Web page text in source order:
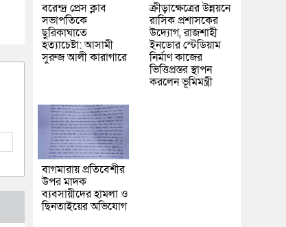
বরেন্দ্র প্রেস ক্লাব
সভাপতিকে
ছুরিকাঘাতে
হত্যাচেষ্টা: আসামী
সুরুজ আলী কারাগারে
ক্রীড়াক্ষেত্রের উন্নয়নে
রাসিক প্রশাসকের
উদ্যোগ, রাজশাহী
ইনডোর স্টেডিয়াম
নির্মাণ কাজের
ভিত্তিপ্রস্তর স্থাপন
করলেন ভূমিমন্ত্রী
বাগমারায় প্রতিবেশীর
উপর মাদক
ব্যবসায়ীদের হামলা ও
ছিনতাইয়ের অভিযোগ